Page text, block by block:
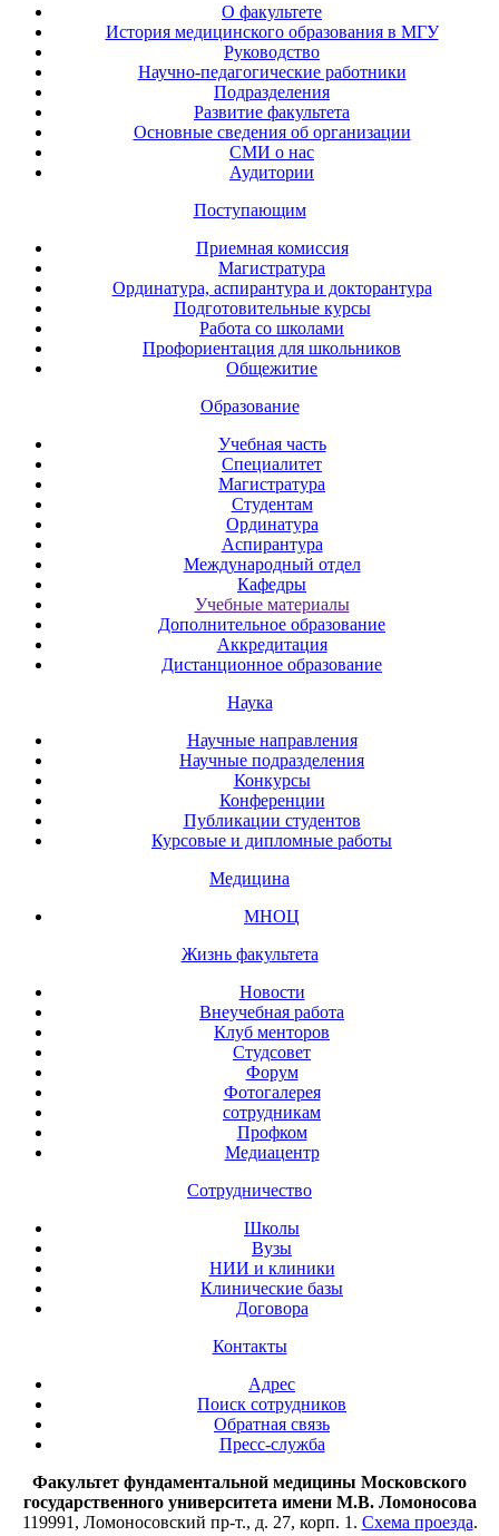
О факультете
История медицинского образования в МГУ
Руководство
Научно-педагогические работники
Подразделения
Развитие факультета
Основные сведения об организации
СМИ о нас
Аудитории
Поступающим
Приемная комиссия
Магистратура
Ординатура, аспирантура и докторантура
Подготовительные курсы
Работа со школами
Профориентация для школьников
Общежитие
Образование
Учебная часть
Специалитет
Магистратура
Студентам
Ординатура
Аспирантура
Международный отдел
Кафедры
Учебные материалы
Дополнительное образование
Аккредитация
Дистанционное образование
Наука
Научные направления
Научные подразделения
Конкурсы
Конференции
Публикации студентов
Курсовые и дипломные работы
Медицина
МНОЦ
Жизнь факультета
Новости
Внеучебная работа
Клуб менторов
Студсовет
Форум
Фотогалерея
сотрудникам
Профком
Медиацентр
Сотрудничество
Школы
Вузы
НИИ и клиники
Клинические базы
Договора
Контакты
Адрес
Поиск сотрудников
Обратная связь
Пресс-служба
Факультет фундаментальной медицины Московского
государственного университета имени М.В. Ломоносова
119991, Ломоносовский пр-т., д. 27, корп. 1. Схема проезда.